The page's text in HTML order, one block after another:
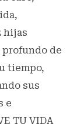
hijas
profundo de
tiempo,
sus
e
TU VIDA